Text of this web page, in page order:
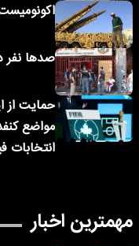
صدها نفر
حمایت از
مواضع
انتخابات
مهمترین اخبار